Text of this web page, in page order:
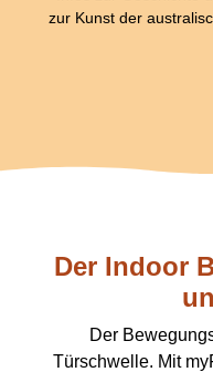
zur Kunst der
Der Indoor
Der
Türschwelle. Mit